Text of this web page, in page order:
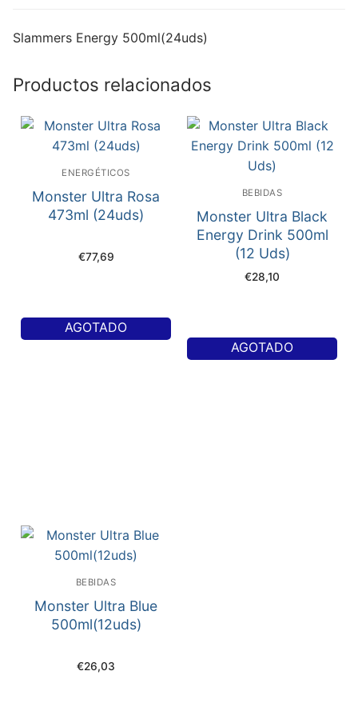
Slammers Energy 500ml(24uds)
Productos relacionados
ENERGÉTICOS
Monster Ultra Rosa
473ml (24uds)
€77,69
AGOTADO
BEBIDAS
Monster Ultra Black
Energy Drink 500ml
(12 Uds)
€28,10
AGOTADO
BEBIDAS
Monster Ultra Blue
500ml(12uds)
€26,03